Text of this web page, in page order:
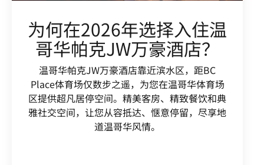
为何在2026年选择入住温
哥华帕克JW万豪酒店？
温哥华帕克JW万豪酒店靠近滨水区，距BC
Place体育场仅数步之遥，为您在温哥华体育场
区提供超凡居停空间。精美客房、精致餐饮和典
雅社交空间，让您从容抵达、惬意停留，尽享地
道温哥华风情。